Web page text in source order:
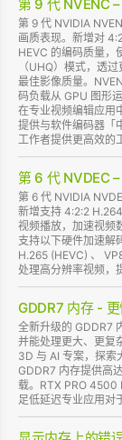
第 9 代 NVENC
第 9 代 NVIDIA
画质表现。新增对
HEVC 的编码质量，
（UHQ）模式，透
最佳影像质量。
码负载从 GPU 图形
在专业视频编辑应用
提供与软件编码器「
工作者提供更高效的
第 6 代 NVDEC
第 6 代 NVIDIA
新增支持 4:2:2
视频播放，加速视频
支持以下硬件加速解
H.265 (HEVC) 、
处理高分辨率视频，
GDDR7 内存 -
全新升级的 GDDR7
并能处理更大、更复
3D 与 AI 专案，探索
GDDR7 内存提供高
载。RTX PRO 4500
足低延迟专业应用对